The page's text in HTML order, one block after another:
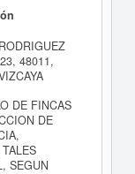
48011,
DE FINCAS
DE
SEGUN